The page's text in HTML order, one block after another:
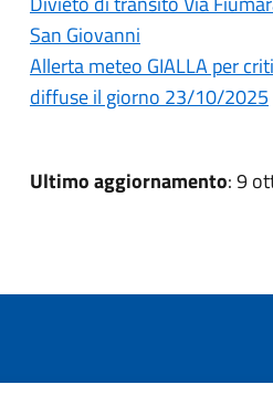
San Giovanni
Allerta meteo GIALLA per
diffuse il giorno 23/10/2025
Ultimo aggiornamento: 9